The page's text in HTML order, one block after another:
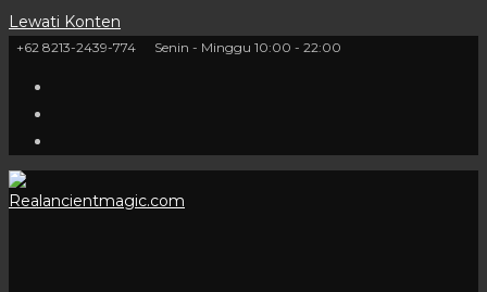
Lewati Konten
+62 8213-2439-774 Senin - Minggu 10:00 - 22:00